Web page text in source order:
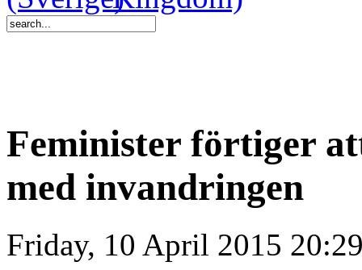
Feminister förtiger
med invandringen
Friday, 10 April 2015